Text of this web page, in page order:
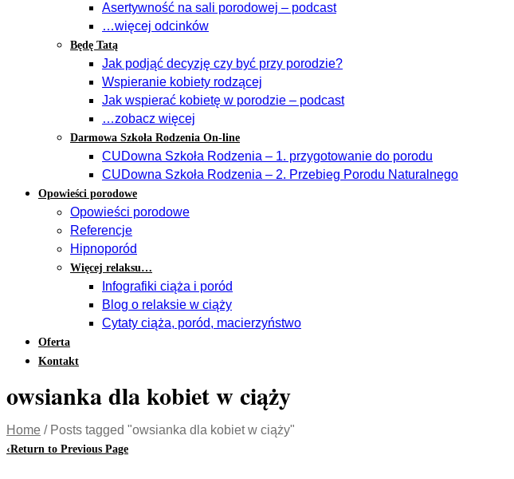
Asertywność na sali porodowej – podcast
…więcej odcinków
Będę Tatą
Jak podjąć decyzję czy być przy porodzie?
Wspieranie kobiety rodzącej
Jak wspierać kobietę w porodzie – podcast
…zobacz więcej
Darmowa Szkoła Rodzenia On-line
CUDowna Szkoła Rodzenia – 1. przygotowanie do porodu
CUDowna Szkoła Rodzenia – 2. Przebieg Porodu Naturalnego
Opowieści porodowe
Opowieści porodowe
Referencje
Hipnoporód
Więcej relaksu…
Infografiki ciąża i poród
Blog o relaksie w ciąży
Cytaty ciąża, poród, macierzyństwo
Oferta
Kontakt
owsianka dla kobiet w ciąży
Home / Posts tagged "owsianka dla kobiet w ciąży"
‹Return to Previous Page